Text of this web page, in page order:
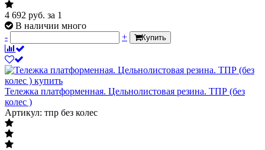
4 692 руб. за 1
В наличии много
-
+ Купить
Тележка платформенная. Цельнолистовая резина. ТПР (без
колес )
Артикул: тпр без колес